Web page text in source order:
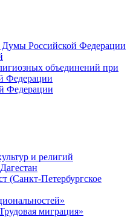
Думы Российской Федерации
объединений при
Федерации
Федерации
и религий
(Санкт-Петербургское
миграция»